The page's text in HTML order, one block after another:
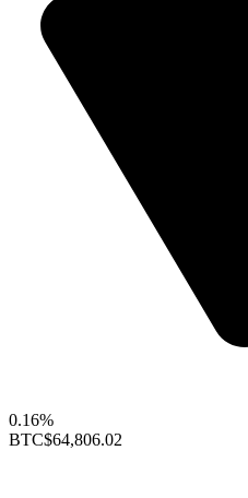
0.16%
BTC$64,806.02